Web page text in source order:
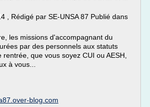
, Rédigé par SE-UNSA 87 Publié dans
les missions d'accompagnant du
par des personnels aux statuts
que vous soyez CUI ou AESH,
à vous...
blog.com